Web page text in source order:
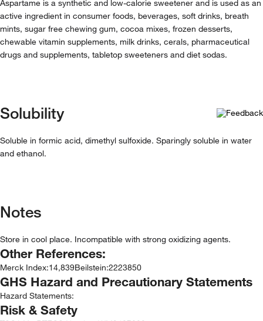
Aspartame is a synthetic and low-calorie sweetener and is used as an
active ingredient in consumer foods, beverages, soft drinks, breath
mints, sugar free chewing gum, cocoa mixes, frozen desserts,
chewable vitamin supplements, milk drinks, cerals, pharmaceutical
drugs and supplements, tabletop sweeteners and diet sodas.
Solubility
Soluble in formic acid, dimethyl sulfoxide. Sparingly soluble in water
and ethanol.
Notes
Store in cool place. Incompatible with strong oxidizing agents.
Other References:
Merck Index:14,839Beilstein:2223850
GHS Hazard and Precautionary Statements
Hazard Statements:
Risk & Safety